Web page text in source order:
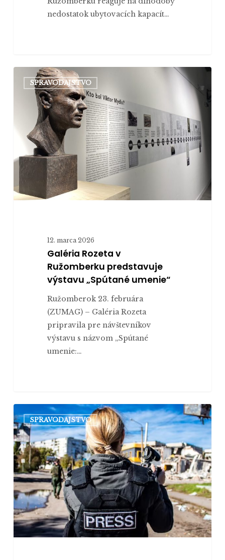
nedostatok ubytovacích kapacít…
Galéria
Rozeta
Ružomberku
predstavuje
výstavu
„Spútané
umenie“
SPRAVODAJSTVO
12. marca 2026
Galéria Rozeta v
Ružomberku predstavuje
výstavu „Spútané umenie“
Ružomberok 23. februára
(ZUMAG) – Galéria Rozeta
pripravila pre návštevníkov
výstavu s názvom „Spútané
umenie:…
očami
žurnalistiky
SPRAVODAJSTVO